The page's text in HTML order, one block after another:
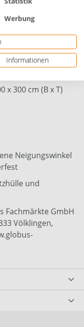
100% Polyester
x 300 cm (B x T)
Neigungswinkel
und
Fachmärkte GmbH
Völklingen,
Werbung
Informationen